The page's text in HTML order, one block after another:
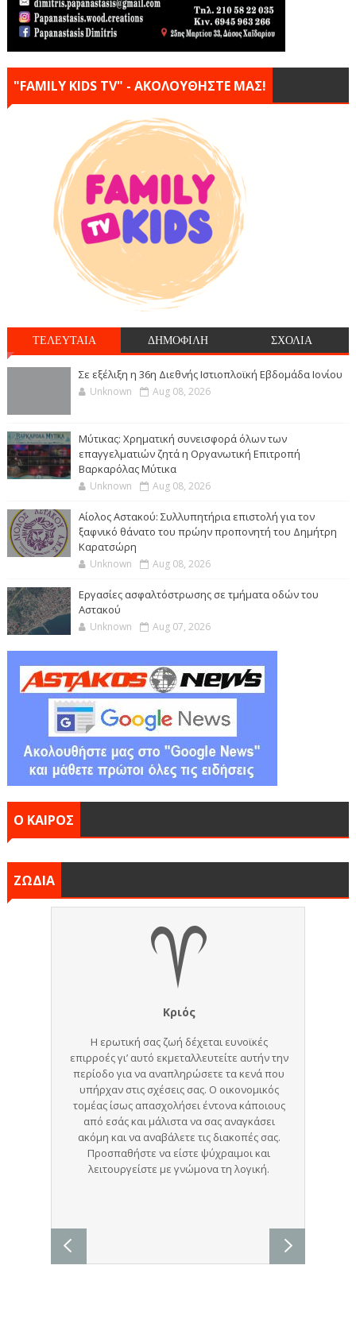
"FAMILY KIDS TV" - ΑΚΟΛΟΥΘΗΣΤΕ ΜΑΣ!
ΤΕΛΕΥΤΑΙΑ ΔΗΜΟΦΙΛΗ ΣΧΟΛΙΑ
Σε εξέλιξη η 36η Διεθνής Ιστιοπλοϊκή Εβδομάδα Ιονίου
Unknown Aug 08, 2026
Μύτικας: Χρηματική συνεισφορά όλων των
επαγγελματιών ζητά η Οργανωτική Επιτροπή
Βαρκαρόλας Μύτικα
Unknown Aug 08, 2026
Αίολος Αστακού: Συλλυπητήρια επιστολή για τον
ξαφνικό θάνατο του πρώην προπονητή του Δημήτρη
Καρατσώρη
Unknown Aug 08, 2026
Εργασίες ασφαλτόστρωσης σε τμήματα οδών του
Αστακού
Unknown Aug 07, 2026
Ο ΚΑΙΡΟΣ
ΖΩΔΙΑ